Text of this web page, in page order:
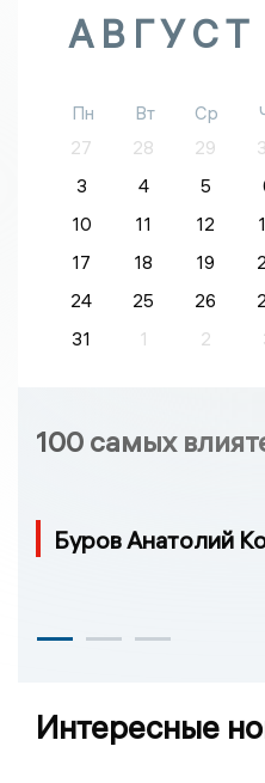
АВГУСТ
Пн Вт Ср
27
28 29
3
4 5
10
11 12
17
18 19
24
25 26
31
1 2
100 самых
Буров Анатолий
Интересные